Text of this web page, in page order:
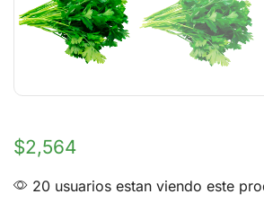
$2,564
20 usuarios estan viendo este